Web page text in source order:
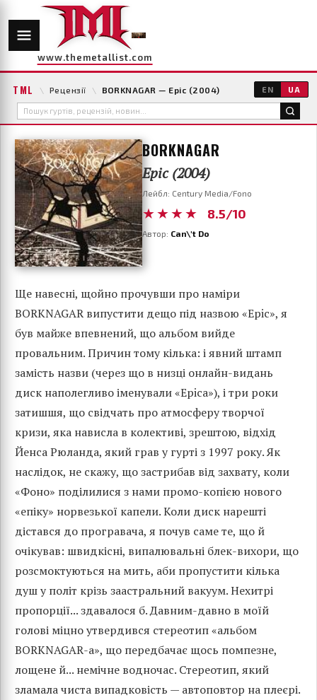
www.themetallist.com
TML \ Рецензії \ BORKNAGAR — Epic (2004) EN UA
BORKNAGAR
Epic (2004)
Лейбл: Century Media/Fono
★★★★ 8.5/10
Автор: Can\'t Do
Ще навесні, щойно прочувши про наміри
BORKNAGAR випустити дещо під назвою «Epic», я
був майже впевнений, що альбом вийде
провальним. Причин тому кілька: і явний штамп
замість назви (через що в низці онлайн-видань
диск наполегливо іменували «Epica»), і три роки
затишшя, що свідчать про атмосферу творчої
кризи, яка нависла в колективі, зрештою, відхід
Йенса Рюланда, який грав у гурті з 1997 року. Як
наслідок, не скажу, що застрибав від захвату, коли
«Фоно» поділилися з нами промо-копією нового
«епіку» норвезької капели. Коли диск нарешті
дістався до програвача, я почув саме те, що й
очікував: швидкісні, випалювальні блек-вихори, що
розсмоктуються на мить, аби пропустити кілька
душ у політ крізь заастральний вакуум. Нехитрі
пропорції... здавалося б. Давним-давно в моїй
голові міцно утвердився стереотип «альбом
BORKNAGAR-а», що передбачає щось помпезне,
лощене й... немічне водночас. Стереотип, який
зламала чиста випадковість — автоповтор на плеєрі.